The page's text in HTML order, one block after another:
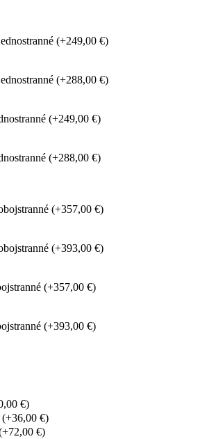
(+249,00 €)
(+288,00 €)
(+249,00 €)
(+288,00 €)
(+357,00 €)
(+393,00 €)
(+357,00 €)
(+393,00 €)
€)
(+36,00 €)
€)